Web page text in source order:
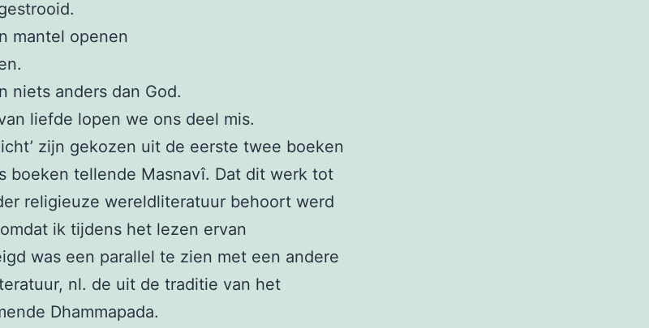
mantel openen
niets anders dan God.
liefde lopen we ons deel mis.
zijn gekozen uit de eerste twee boeken
boeken tellende Masnavî. Dat dit werk tot
religieuze wereldliteratuur behoort werd
ik tijdens het lezen ervan
was een parallel te zien met een andere
nl. de uit de traditie van het
Dhammapada.